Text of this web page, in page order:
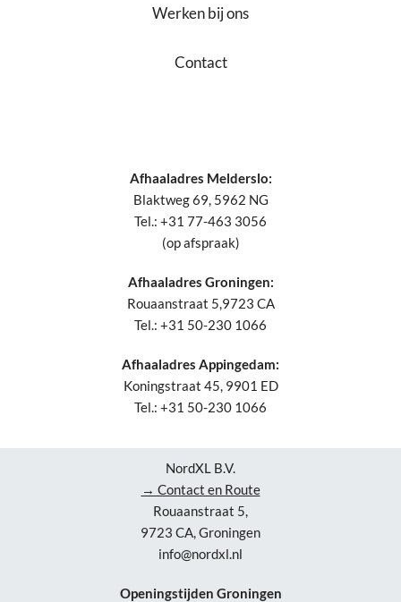
Werken bij ons
Contact
Afhaaladres Melderslo:
Blaktweg 69, 5962 NG
Tel.: +31 77-463 3056
(op afspraak)
Afhaaladres Groningen:
Rouaanstraat 5,9723 CA
Tel.: +31 50-230 1066
Afhaaladres Appingedam:
Koningstraat 45, 9901 ED
Tel.: +31 50-230 1066
NordXL B.V.
→ Contact en Route
Rouaanstraat 5,
9723 CA, Groningen
info@nordxl.nl
Openingstijden Groningen